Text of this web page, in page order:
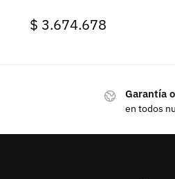
$ 3.674.678
Garantía
en todos